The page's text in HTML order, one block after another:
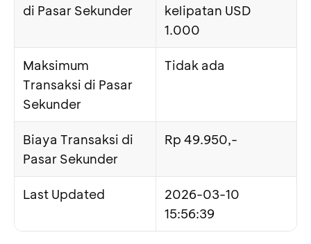
di Pasar Sekunder
kelipatan USD
1.000
Maksimum
Transaksi di Pasar
Sekunder
Tidak ada
Biaya Transaksi di
Pasar Sekunder
Rp 49.950,-
Last Updated
2026-03-10
15:56:39